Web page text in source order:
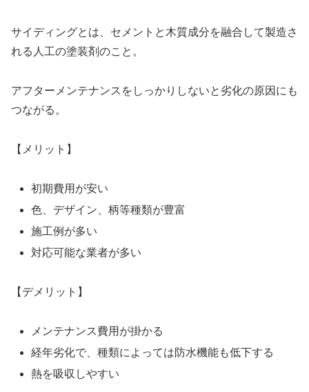
サイディングとは、セメントと木質成分を融合して製造さ
れる人工の塗装剤のこと。
アフターメンテナンスをしっかりしないと劣化の原因にも
つながる。
【メリット】
初期費用が安い
色、デザイン、柄等種類が豊富
施工例が多い
対応可能な業者が多い
【デメリット】
メンテナンス費用が掛かる
経年劣化で、種類によっては防水機能も低下する
熱を吸収しやすい